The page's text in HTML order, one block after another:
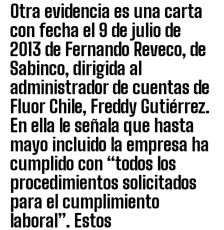
Otra evidencia es una carta
con fecha el 9 de julio de
2013 de Fernando Reveco, de
Sabinco, dirigida al
administrador de cuentas de
Fluor Chile, Freddy Gutiérrez.
En ella le señala que hasta
mayo incluido la empresa ha
cumplido con “todos los
procedimientos solicitados
para el cumplimiento
laboral”. Estos